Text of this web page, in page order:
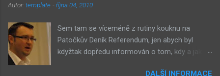
společnosti stále větší vliv – v každém městě již
Před deseti lety věc zcela nevídaná. Příslušníci
tohoto etnika se úspěšně integrují do
společnosti a nyní již jejich děti chodí do našich
Autor: template -října 04, 2010
Sem tam se víceméně z rutiny kouknu na
Patočkův Deník Referendum, jen abych byl
kdyžtak dopředu informován o tom, kdy a jak
DALŠÍ INFORMACE